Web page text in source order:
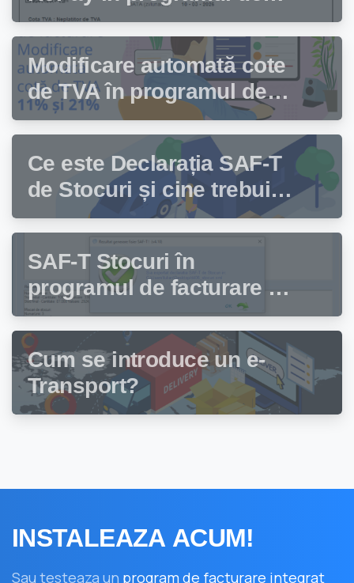
facturare Facturis
Modificare automată cote
de TVA în programul de
facturare Facturis
Ce este Declarația SAF-T
de Stocuri și cine trebuie
să depună această
declarație?
SAF-T Stocuri în
programul de facturare și
gestiune stocuri Facturis
Cum se introduce un e-
Transport?
INSTALEAZA ACUM!
Sau testeaza un program de facturare integrat